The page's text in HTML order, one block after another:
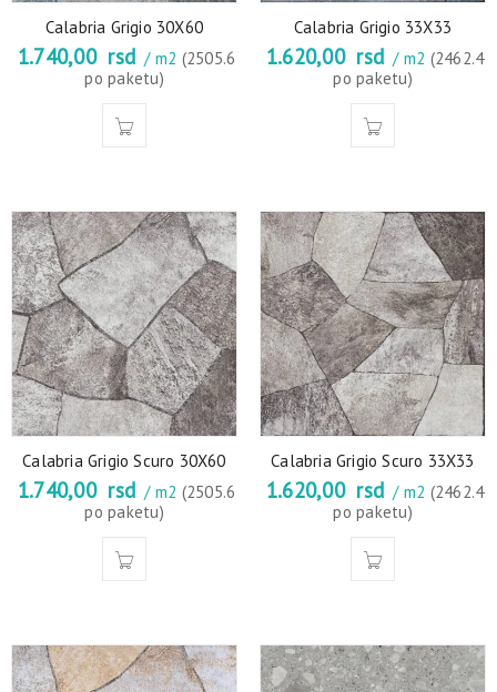
Calabria Grigio 30X60
1.740,00 rsd / m2 (2505.6
po paketu)
Calabria Grigio 33X33
1.620,00 rsd / m2 (2462.4
po paketu)
Calabria Grigio Scuro 30X60
1.740,00 rsd / m2 (2505.6
po paketu)
Calabria Grigio Scuro 33X33
1.620,00 rsd / m2 (2462.4
po paketu)